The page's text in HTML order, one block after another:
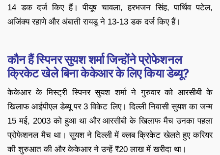
14 डक दर्ज किए हैं। पीयूष चावला, हरभजन सिंह, पार्थिव पटेल,
अजिंक्य रहाणे और अंबाती रायडू ने 13-13 डक दर्ज किए हैं।
कौन हैं स्पिनर सुयश शर्मा जिन्होंने प्रोफेशनल
क्रिकेट खेले बिना केकेआर के लिए किया डेब्यू?
केकेआर के मिस्ट्री स्पिनर सुयश शर्मा ने गुरुवार को आरसीबी के
खिलाफ आईपीएल डेब्यू पर 3 विकेट लिए। दिल्ली निवासी सुयश का जन्म
15 मई, 2003 को हुआ था और आरसीबी के खिलाफ मैच उनका पहला
प्रोफेशनल मैच था। सुयश ने दिल्ली में क्लब क्रिकेट खेलते हुए करियर
की शुरुआत की और केकेआर ने उन्हें ₹20 लाख में खरीदा था।